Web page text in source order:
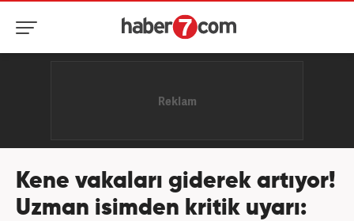
Kene vakaları giderek artıyor!
Uzman isimden kritik uyarı: